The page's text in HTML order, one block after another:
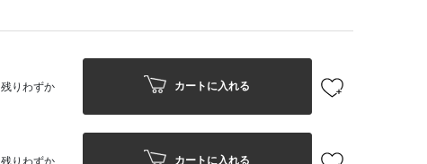
残りわずか カートに入れる
残りわずか カートに入れる